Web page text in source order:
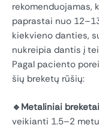
rekomenduojamas,
paprastai nuo
kiekvieno danties,
nukreipia dantis į
Pagal paciento
šių breketų rūšių:
🔹Metaliniai breketai
veikianti 1.5–2